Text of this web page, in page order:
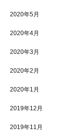
2020年5月
2020年4月
2020年3月
2020年2月
2020年1月
2019年12月
2019年11月